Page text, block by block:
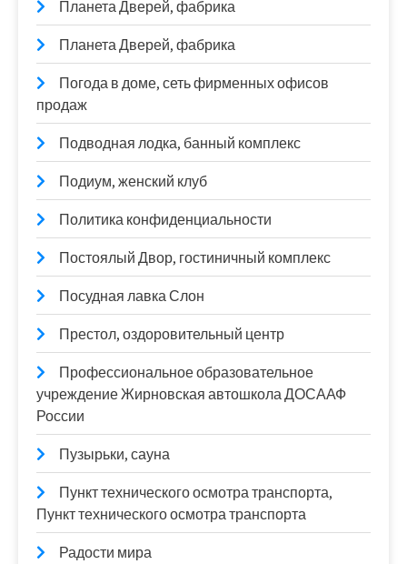
Планета Дверей, фабрика
Планета Дверей, фабрика
Погода в доме, сеть фирменных офисов
продаж
Подводная лодка, банный комплекс
Подиум, женский клуб
Политика конфиденциальности
Постоялый Двор, гостиничный комплекс
Посудная лавка Слон
Престол, оздоровительный центр
Профессиональное образовательное
учреждение Жирновская автошкола ДОСААФ
России
Пузырьки, сауна
Пункт технического осмотра транспорта,
Пункт технического осмотра транспорта
Радости мира